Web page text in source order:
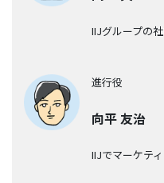
IIJグループの
進行役
向平 友治
IIJでマーケテ